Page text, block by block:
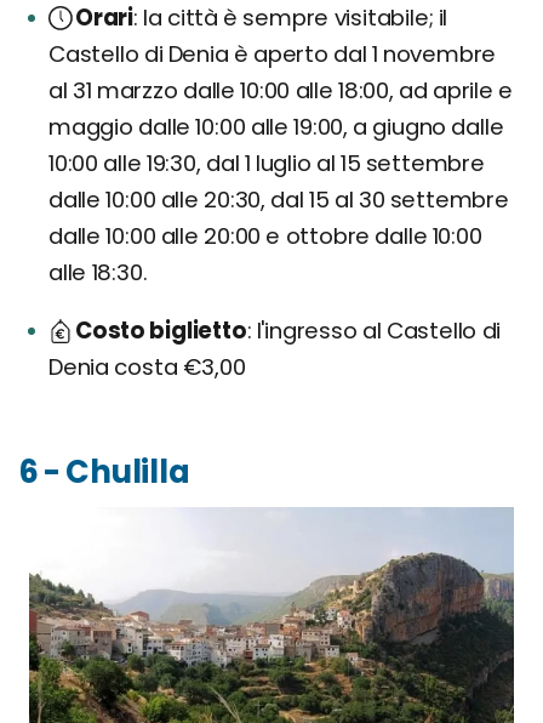
Orari la città è sempre visitabile; il
Castello di Denia è aperto dal 1 novembre
al 31 marzzo dalle 10:00 alle 18:00, ad aprile e
maggio dalle 10:00 alle 19:00, a giugno dalle
10:00 alle 19:30, dal 1 luglio al 15 settembre
dalle 10:00 alle 20:30, dal 15 al 30 settembre
dalle 10:00 alle 20:00 e ottobre dalle 10:00
alle 18:30.
Costo biglietto l'ingresso al Castello di
Denia costa €3,00
6 - Chulilla